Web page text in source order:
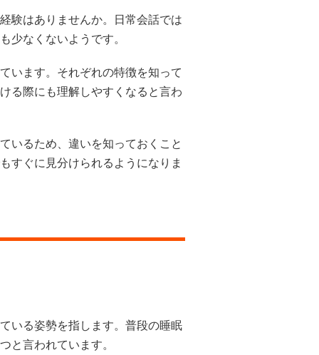
験はありませんか。日常会話では
少なくないようです。
います。それぞれの特徴を知って
る際にも理解しやすくなると言わ
いるため、違いを知っておくこと
すぐに見分けられるようになりま
いる姿勢を指します。普段の睡眠
と言われています。